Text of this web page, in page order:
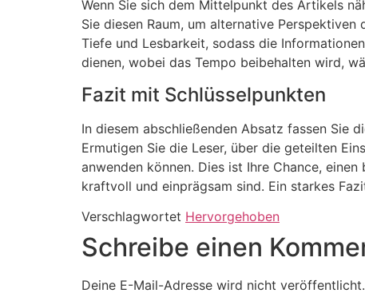
Wenn Sie sich dem Mittelpunkt des Artikels
Sie diesen Raum, um alternative
Tiefe und Lesbarkeit, sodass die
dienen, wobei das Tempo beibehalten wird,
Fazit mit Schlüsselpunkten
In diesem abschließenden Absatz fassen Sie
Ermutigen Sie die Leser, über die geteilten
anwenden können. Dies ist Ihre Chance,
kraftvoll und einprägsam sind. Ein starkes
Verschlagwortet Hervorgehoben
Schreibe einen
Deine E-Mail-Adresse wird nicht veröffentlicht.